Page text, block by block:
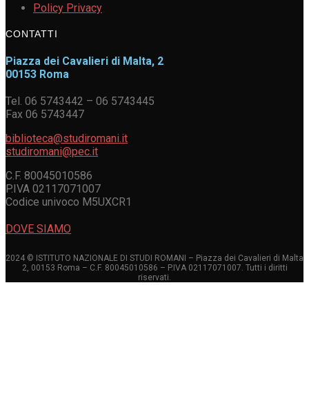
Policy Privacy
CONTATTI
Piazza dei Cavalieri di Malta, 2
00153 Roma
Tel. 06 5743442 – 06 5743445
Fax 06 5743447
biblioteca@studiromani.it
studiromani@pec.it
C.F. 80045010586
P.IVA 02117071007
Codice univoco M5UXCR1
DOVE SIAMO
2024 © ISTITUTO NAZIONALE DI STUDI ROMANI – Piazza dei Cavalieri di Malta
2, 00153 Roma – C.F. 80045010586 – P.IVA 02117071007. Tutti i diritti
riservati.